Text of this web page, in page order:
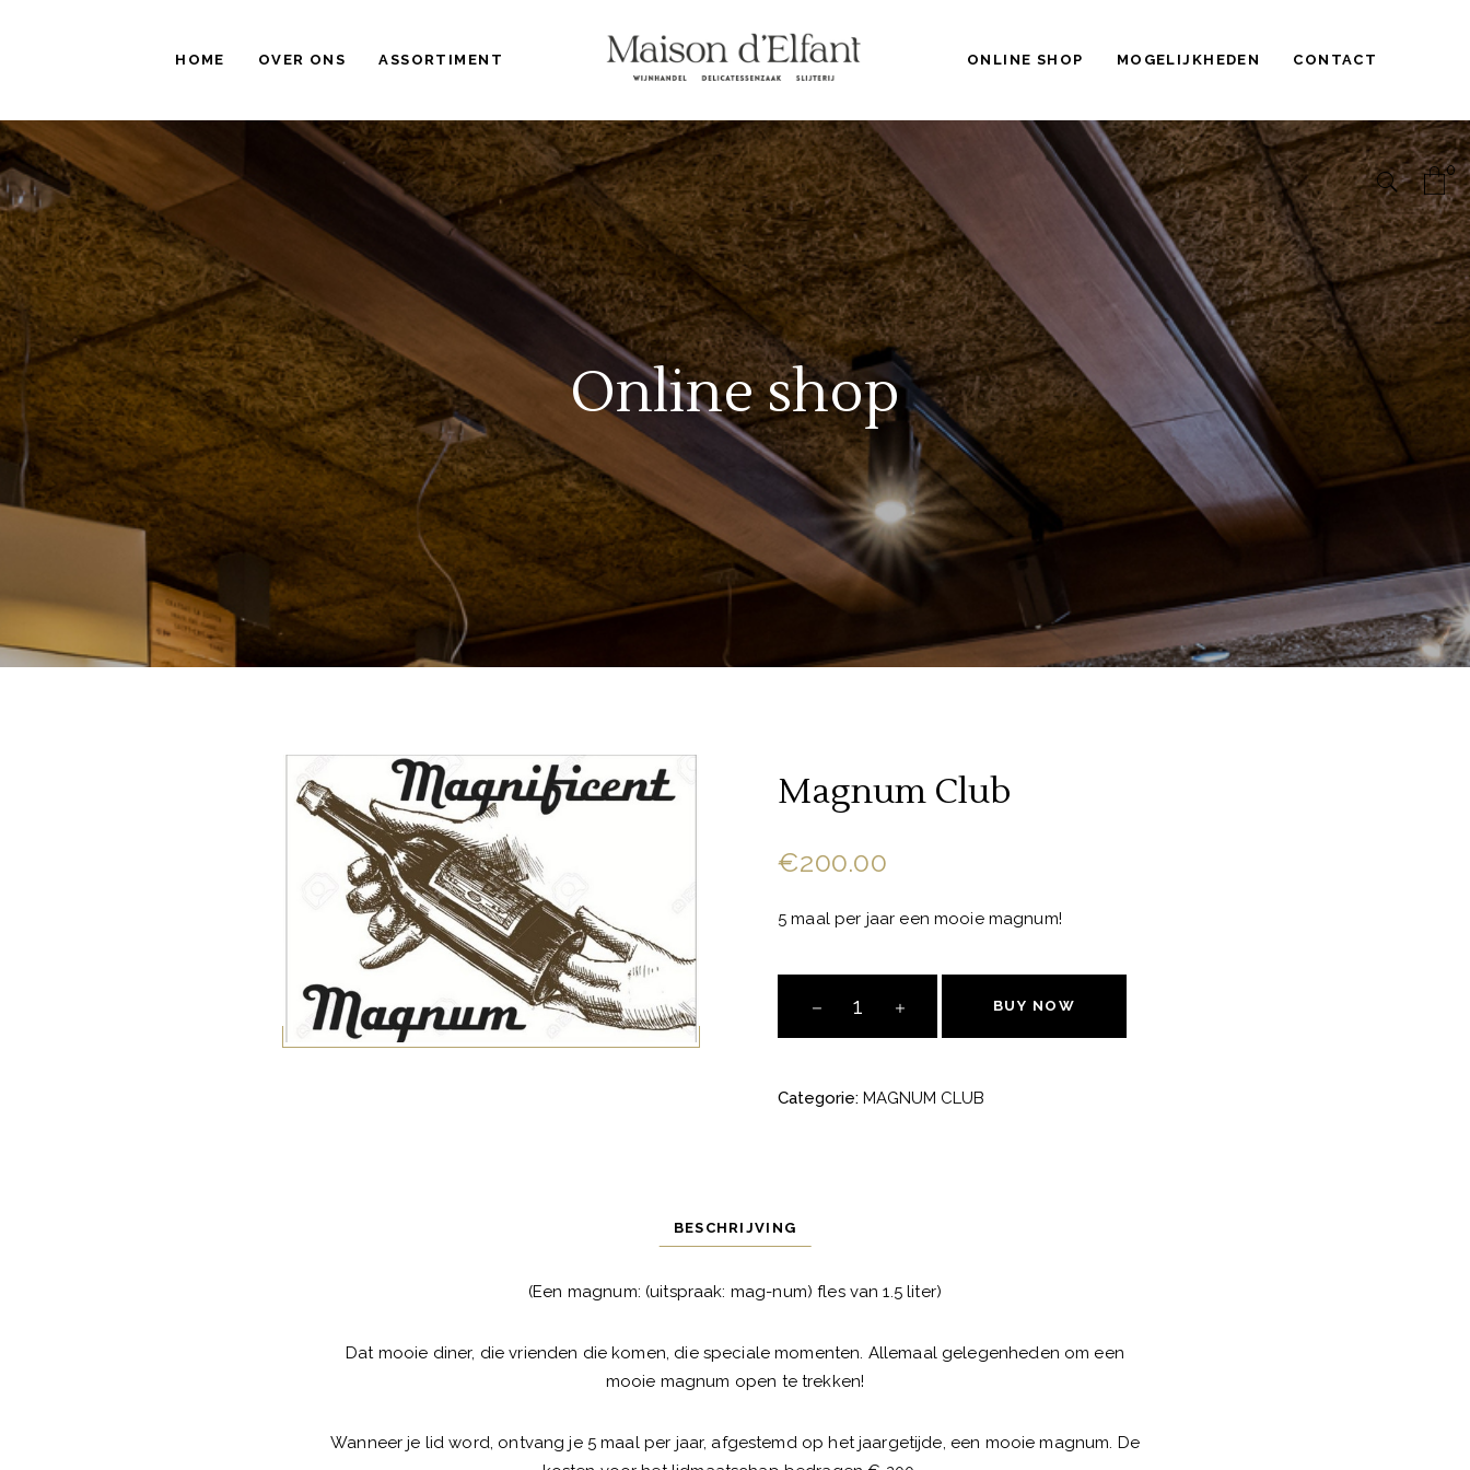
HOME OVER ONS ASSORTIMENT ONLINE SHOP MOGELIJKHEDEN CONTACT
0
Online shop
Magnum Club
€200.00
5 maal per jaar een mooie magnum!
Club
aantal
BUY NOW
Categorie: MAGNUM CLUB
BESCHRIJVING
(Een magnum: (uitspraak: mag-num) fles van 1.5 liter)
Dat mooie diner, die vrienden die komen, die speciale momenten. Allemaal gelegenheden om een
mooie magnum open te trekken!
Wanneer je lid word, ontvang je 5 maal per jaar, afgestemd op het jaargetijde, een mooie magnum. De